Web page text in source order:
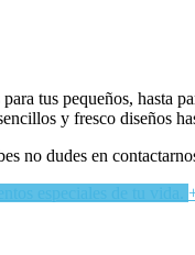
tus pequeños, hasta
y fresco diseños
no dudes en